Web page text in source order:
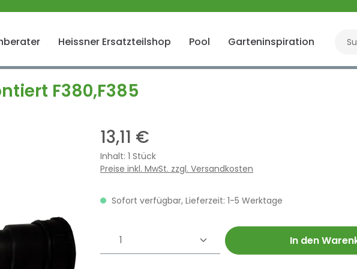
Heissner Ersatzteilshop Pool Garteninspiration
F380,F385
13,11 €
Inhalt: 1 Stück
Preise inkl. MwSt. zzgl. Versandkosten
Sofort verfügbar, Lieferzeit: 1-5 Werktage
Produkt Anzahl: Gib den In den